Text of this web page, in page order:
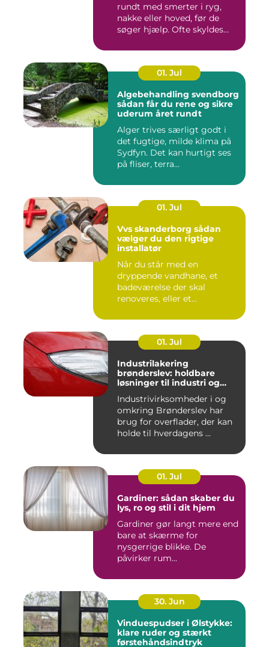
rundt med smerter i ryg,
nakke eller hoved, før de
søger hjælp. Ofte skyldes...
01. Jul
Algebehandling svendborg
sådan får du rene og sikre
uderum året rundt
Alger trives særligt godt i
det fugtige, milde klima på
Sydfyn. Det kan hurtigt ses
på fliser, terra...
01. Jul
Vvs skanderborg sådan
vælger du den rigtige
installatør
Når du står med en
dryppende vandhane, et
badeværelse der skal
renoveres, eller et
01. Jul
Industrilakering
brønderslev: holdbare
løsninger til industri og
Industrivirksomheder i og
omkring Brønderslev har
brug for overflader, der kan
holde til hverdagens ...
01. Jul
Gardiner: sådan skaber du
lys, ro og stil i dit hjem
Gardiner gør langt mere end
bare at skærme for
nysgerrige blikke. De
påvirker rum...
30. Jun
Vinduespudser i Ølstykke:
klare ruder og stærkt
førstehåndsindtryk